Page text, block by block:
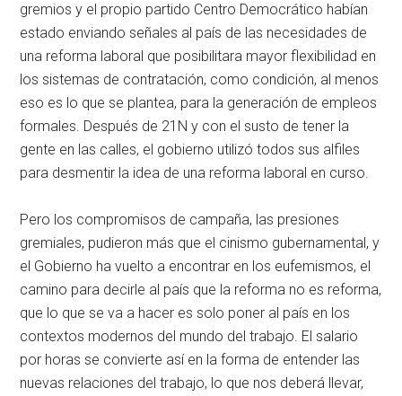
gremios y el propio partido Centro Democrático habían
estado enviando señales al país de las necesidades de
una reforma laboral que posibilitara mayor flexibilidad en
los sistemas de contratación, como condición, al menos
eso es lo que se plantea, para la generación de empleos
formales. Después de 21N y con el susto de tener la
gente en las calles, el gobierno utilizó todos sus alfiles
para desmentir la idea de una reforma laboral en curso.
Pero los compromisos de campaña, las presiones
gremiales, pudieron más que el cinismo gubernamental, y
el Gobierno ha vuelto a encontrar en los eufemismos, el
camino para decirle al país que la reforma no es reforma,
que lo que se va a hacer es solo poner al país en los
contextos modernos del mundo del trabajo. El salario
por horas se convierte así en la forma de entender las
nuevas relaciones del trabajo, lo que nos deberá llevar,